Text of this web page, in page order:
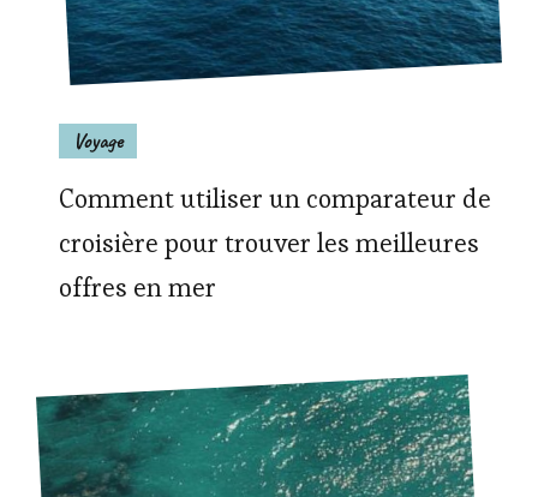
Voyage
Comment utiliser un comparateur de
croisière pour trouver les meilleures
offres en mer